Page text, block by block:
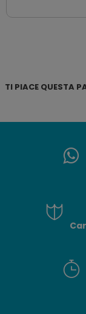
TI PIACE QUESTA